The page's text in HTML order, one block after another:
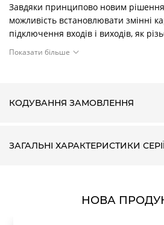
Завдяки принципово новим
можливість встановлювати змінні
підключення входів і виходів, як
інтегрованим цанговим затискачем.
Показати більше
КОДУВАННЯ ЗАМОВЛЕННЯ
ЗАГАЛЬНІ ХАРАКТЕРИСТИКИ
НОВА